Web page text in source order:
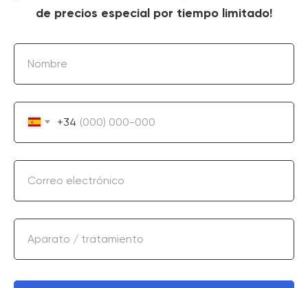
de precios especial por tiempo limitado!
Nombre
+34
Correo electrónico
Aparato / tratamiento